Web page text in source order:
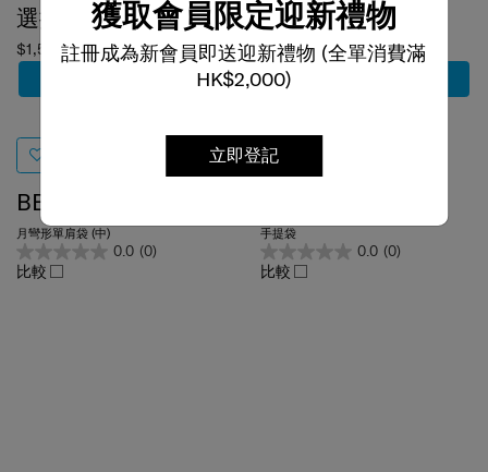
獲取會員限定迎新禮物
註冊成為新會員即送迎新禮物 (全單消費滿
HK$2,000)
立即登記
$1,500
加到購物車
BE-HER
月彎形單肩袋 (中)
0.0 (0)
比較
$1,298
加到購物車
MY SAMSONITE
0.0 (0)
比較